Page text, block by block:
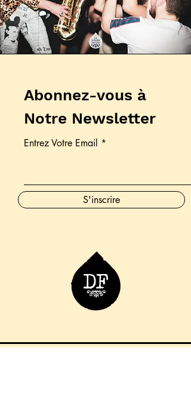
Abonnez-vous à
Notre Newsletter
Entrez Votre Email
S'inscrire